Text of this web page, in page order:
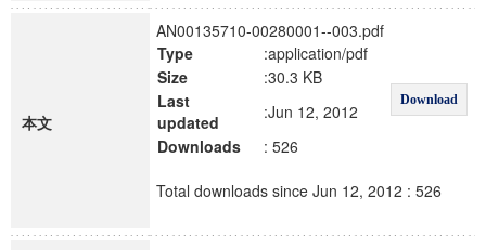
本文
AN00135710-00280001--003.pdf
Type
:application/pdf
Download
Size
:30.3 KB
Last
updated
:Jun 12, 2012
Downloads
: 526
Total downloads since Jun 12, 2012 : 526